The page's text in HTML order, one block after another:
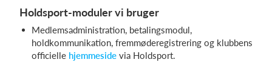
Holdsport-moduler vi bruger
Medlemsadministration, betalingsmodul,
holdkommunikation, fremmøderegistrering og klubbens
officielle hjemmeside via Holdsport.